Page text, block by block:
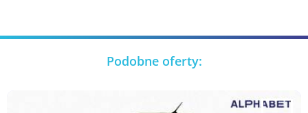
Podobne oferty: